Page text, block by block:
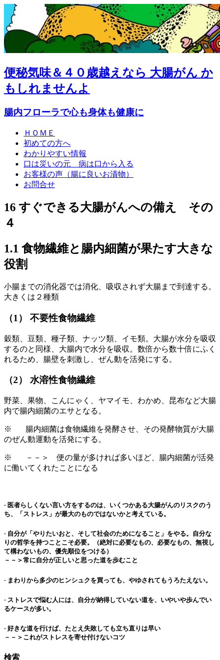
便秘気味＆４０歳越えなら 大腸がん か
もしれませんよ
腸内フローラで心も身体も健康に
ＨＯＭＥ
初めての方へ
わかりやすい情報
口は災いの元 病は口から入る
お客様の声（腸に良いお漬物）
お問合せ
16 すぐできる大腸がんへの備え その
４
1.1 食物繊維と腸内細菌が果たす大きな
役割
小腸までの消化器では消化、吸収されず大腸まで到達する。
大きくは２種類
（1） 不要性食物繊維
穀類、豆類、種子類、ナッツ類、イモ類。大腸が水分を吸収
するのと同様、大腸内で水分を吸収。数倍から数十倍にふく
れるため、腸壁を刺激し、ぜん動を活発にする。
（2） 水溶性食物繊維
野菜、果物、こんにゃく、ヤマイモ、わかめ、昆布など大腸
内で腸内細菌のエサとなる。
※ 腸内細菌は食物繊維を発酵させ、その発酵物質が大腸
のぜん動運動を活発にする。
※ －－＞ 便の量が多ければ多いほど、腸内細菌が活発
に働いてくれたことになる
· 医者らしくない言い方をするのは、いくつかある大腸がんのリスクのう
ち、「ストレス」が最大のものではないかと考えている。
· 自分が「やりたいおと、そして社会のためになること」をやる。自分な
りの哲学を持つことこそ必要。（絶対に必要なもの、必要なもの、無視し
て構わないもの、優先順位をつける）
－－＞常に自分が正しいと思った道を歩むこと
· まわりから多少のヒンシュクを買っても、やゆされてもうろたえない。
· ストレスで悩む人には、自分が納得していない道を、いやいや歩んでい
るケースが多い。
· 好きな道を行けば、たとえ失敗しても立ち直りは早い
－－＞これがストレスを寄せ付けないコツ
検索